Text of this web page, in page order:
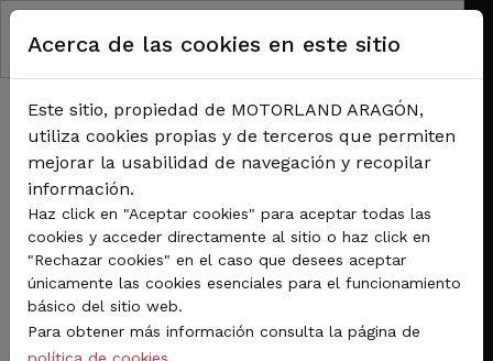
Pasar al contenido principal
RUTA DE NAVEGACIÓN
Motorland Aragón recibe el Premio al mejor Organizador del Año 2021 otorgado
por la Federación Española de Automovilismo.
Motorland Aragón recibe
Acerca de las cookies en este sitio
Este sitio, propiedad de MOTORLAND ARAGÓN,
utiliza cookies propias y de terceros que permiten
mejorar la usabilidad de navegación y recopilar
información.
Haz click en "Aceptar cookies" para aceptar todas las
cookies y acceder directamente al sitio o haz click en
"Rechazar cookies" en el caso que desees aceptar
únicamente las cookies esenciales para el funcionamiento
básico del sitio web.
Para obtener más información consulta la página de